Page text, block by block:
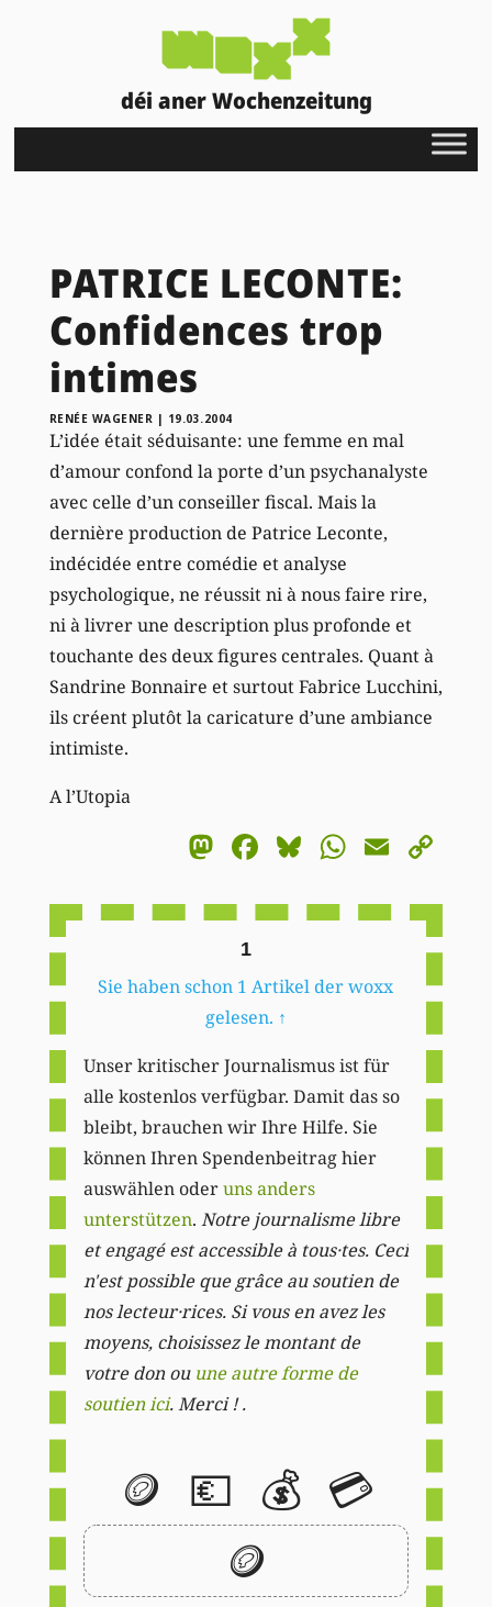
déi aner Wochenzeitung
PATRICE LECONTE:
Confidences trop
intimes
RENÉE WAGENER | 19.03.2004
L’idée était séduisante: une femme en mal
d’amour confond la porte d’un psychanalyste
avec celle d’un conseiller fiscal. Mais la
dernière production de Patrice Leconte,
indécidée entre comédie et analyse
psychologique, ne réussit ni à nous faire rire,
ni à livrer une description plus profonde et
touchante des deux figures centrales. Quant à
Sandrine Bonnaire et surtout Fabrice Lucchini,
ils créent plutôt la caricature d’une ambiance
intimiste.
A l’Utopia
Mastodon
Facebook
BlueskyEmail
1
Sie haben schon 1 Artikel der woxx
gelesen. ↑
Unser kritischer Journalismus ist für
alle kostenlos verfügbar. Damit das so
bleibt, brauchen wir Ihre Hilfe. Sie
können Ihren Spendenbeitrag hier
auswählen oderuns anders
unterstützen. Notre journalisme libre
et engagé est accessible à tous·tes. Ceci
n'est possible que grâce au soutien de
nos lecteur·rices. Si vous en avez les
moyens, choisissez le montant de
votre don ou une autre forme de
soutien ici. Merci ! .
🪙 💶 💰 💳
🪙